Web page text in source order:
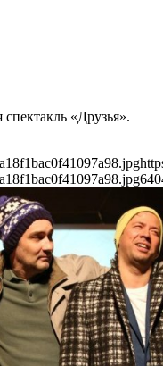
спектакль «Друзья».
640